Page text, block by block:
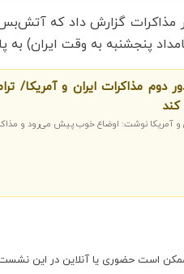
دوم مذاکرات ایران و
و آمریکا نوشت: اوضاع خوب پیش می‌رود و
ممکن است حضوری یا آنلاین در این